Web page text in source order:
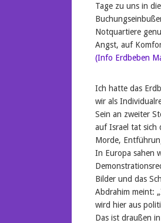
Tage zu uns in
Notquartiere
Angst, auf
(Info Erdbeben
Ich hatte das
wir als
Sein an zweiter
auf Israel tat sich
Morde,
In Europa sahen
Bilder und das
Abdrahim meint:
wird hier aus
Das ist draußen